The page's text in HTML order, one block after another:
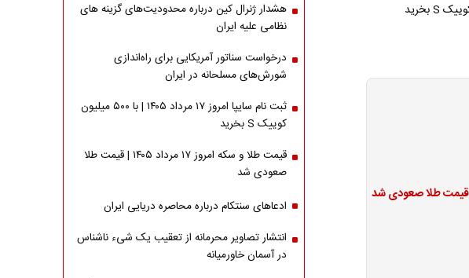
هشدار ژنرال کین درباره محدودیت‌های گزینه های
نظامی علیه ایران
درخواست سناتور آمریکایی برای راه‌اندازی
شورش‌های مسلحانه در ایران
ثبت نام سایپا امروز ۱۷ مرداد ۱۴۰۵ | با ۵۰۰ میلیون
کوییک S بخرید
قیمت طلا و سکه امروز ۱۷ مرداد ۱۴۰۵ | قیمت طلا
صعودی شد
ادعاهای سنتکام درباره محاصره دریایی ایران
انتشار تصاویر محرمانه از تعقیب یک شیء ناشناس
در آسمان خاورمیانه